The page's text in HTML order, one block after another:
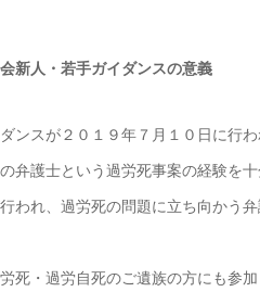
人・若手ガイダンスの意義
ンスが２０１９年７月１０日に行わ
弁護士という過労死事案の経験を
われ、過労死の問題に立ち向かう
死・過労自死のご遺族の方にも参